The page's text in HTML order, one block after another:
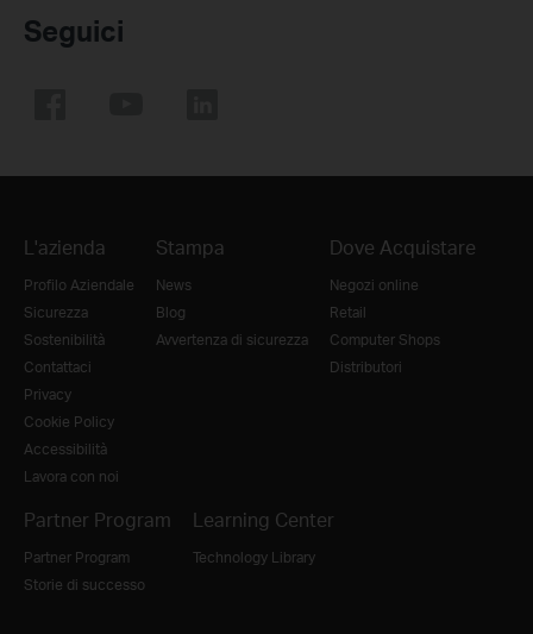
Seguici
L'azienda
Profilo Aziendale
Sicurezza
Sostenibilità
Contattaci
Privacy
Cookie Policy
Accessibilità
Lavora con noi
Stampa
News
Blog
Avvertenza di sicurezza
Dove Acquistare
Negozi online
Retail
Computer Shops
Distributori
Partner Program
Partner Program
Storie di successo
Learning Center
Technology Library